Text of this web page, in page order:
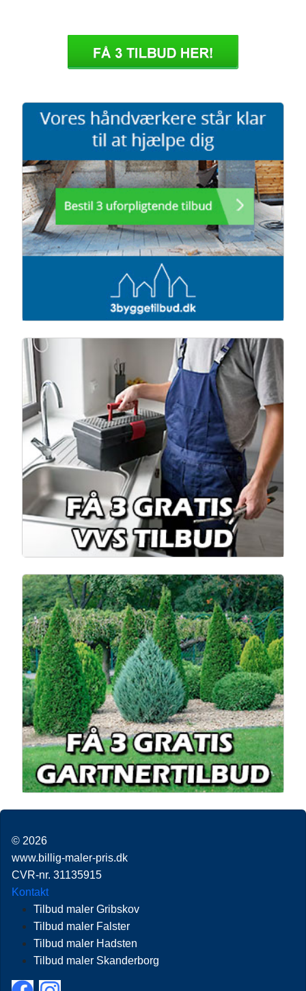
© 2026
www.billig-maler-pris.dk
CVR-nr. 31135915
Kontakt
Tilbud maler Gribskov
Tilbud maler Falster
Tilbud maler Hadsten
Tilbud maler Skanderborg